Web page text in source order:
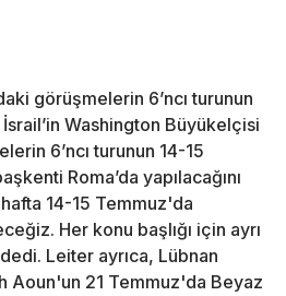
görüşmelerin 6’ncı turunun
Washington Büyükelçisi
6’ncı turunun 14-15
Roma’da yapılacağını
14-15 Temmuz'da
Her konu başlığı için ayrı
Leiter ayrıca, Lübnan
Aoun'un 21 Temmuz'da Beyaz